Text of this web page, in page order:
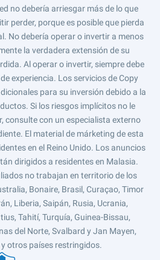
no debería arriesgar más de lo que
perder, porque es posible que pierda
No debería operar o invertir a menos
la verdadera extensión de su
Al operar o invertir, siempre debe
experiencia. Los servicios de Copy
para su inversión debido a la
Si los riesgos implícitos no le
consulte con un especialista externo
El material de márketing de esta
en el Reino Unido. Los anuncios
dirigidos a residentes en Malasia.
no trabajan en territorio de los
Bonaire, Brasil, Curaçao, Timor
Liberia, Saipán, Rusia, Ucrania,
Tahití, Turquía, Guinea-Bissau,
del Norte, Svalbard y Jan Mayen,
otros países restringidos.